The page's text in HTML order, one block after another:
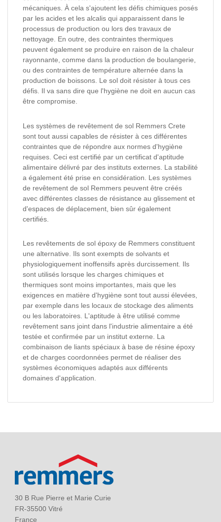
mécaniques. À cela s'ajoutent les défis chimiques posés
par les acides et les alcalis qui apparaissent dans le
processus de production ou lors des travaux de
nettoyage. En outre, des contraintes thermiques
peuvent également se produire en raison de la chaleur
rayonnante, comme dans la production de boulangerie,
ou des contraintes de température alternée dans la
production de boissons. Le sol doit résister à tous ces
défis. Il va sans dire que l'hygiène ne doit en aucun cas
être compromise.
Les systèmes de revêtement de sol Remmers Crete
sont tout aussi capables de résister à ces différentes
contraintes que de répondre aux normes d'hygiène
requises. Ceci est certifié par un certificat d'aptitude
alimentaire délivré par des instituts externes. La stabilité
a également été prise en considération. Les systèmes
de revêtement de sol Remmers peuvent être créés
avec différentes classes de résistance au glissement et
d'espaces de déplacement, bien sûr également
certifiés.
Les revêtements de sol époxy de Remmers constituent
une alternative. Ils sont exempts de solvants et
physiologiquement inoffensifs après durcissement. Ils
sont utilisés lorsque les charges chimiques et
thermiques sont moins importantes, mais que les
exigences en matière d'hygiène sont tout aussi élevées,
par exemple dans les locaux de stockage des aliments
ou les laboratoires. L'aptitude à être utilisé comme
revêtement sans joint dans l'industrie alimentaire a été
testée et confirmée par un institut externe. La
combinaison de liants spéciaux à base de résine époxy
et de charges coordonnées permet de réaliser des
systèmes économiques adaptés aux différents
domaines d'application.
30 B Rue Pierre et Marie Curie
FR-35500 Vitré
France